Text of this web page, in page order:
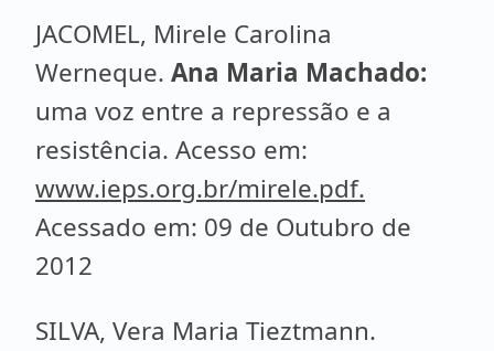
JACOMEL, Mirele Carolina
Werneque. Ana Maria Machado:
uma voz entre a repressão e a
resistência. Acesso em:
www.ieps.org.br/mirele.pdf.
Acessado em: 09 de Outubro de
2012
SILVA, Vera Maria Tieztmann.